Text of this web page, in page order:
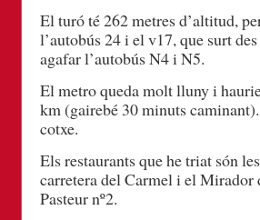
El turó té 262 metres d’altitud,
l’autobús 24 i el v17, que surt
agafar l’autobús N4 i N5.
El metro queda molt lluny i
km (gairebé 30 minuts
cotxe.
Els restaurants que he triat són
carretera del Carmel i el Mirador
Pasteur nº2.